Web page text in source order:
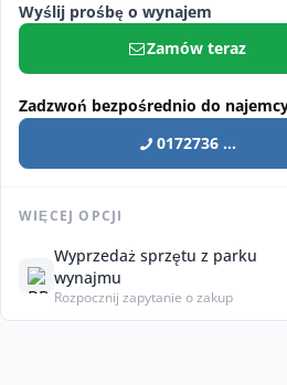
Wyślij prośbę o wynajem
Zamów teraz
Zadzwoń bezpośrednio do
0172736 ...
WIĘCEJ OPCJI
Wyprzedaż sprzętu z parku
wynajmu
Rozpocznij zapytanie o zakup